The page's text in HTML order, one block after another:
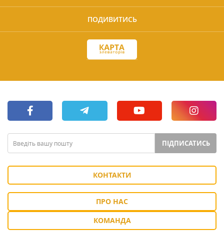
ПОДИВИТИСЬ
ПІДПИСАТИСЬ
КОНТАКТИ
ПРО НАС
КОМАНДА